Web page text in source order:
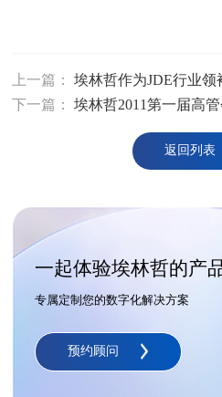
上一篇： 埃林哲作为JDE行业
下一篇： 埃林哲2011第一届高
返回列表
一起体验埃林哲的产
专属定制您的数字化解决方案
预约顾问